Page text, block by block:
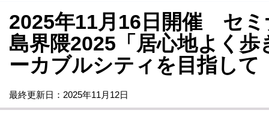
2025年11月16日開催 セミ
島界隈2025「居心地よく
ーカブルシティを目指して
最終更新日：2025年11月12日